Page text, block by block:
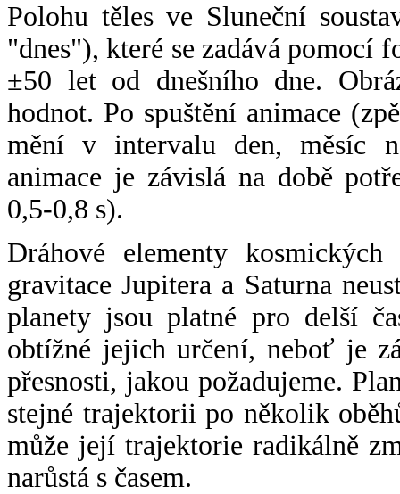
Polohu těles ve Sluneční
"dnes"), které se zadává pomocí
±50 let od dnešního dne.
hodnot. Po spuštění animace
mění v intervalu den, měsíc
animace je závislá na době
0,5-0,8 s).
Dráhové elementy
gravitace Jupitera a Saturna
planety jsou platné pro delší
obtížné jejich určení, neboť je
přesnosti, jakou požadujeme.
stejné trajektorii po několik
může její trajektorie radikálně
narůstá s časem.